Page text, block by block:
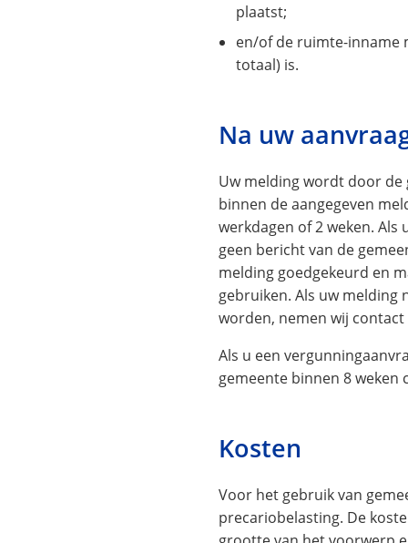
plaatst;
en/of de ruimte-inname
totaal) is.
Na uw
Uw melding wordt door
binnen de aangegeven
werkdagen of 2 weken. Als
geen bericht van de
melding goedgekeurd en
gebruiken. Als uw melding
worden, nemen wij
Als u een
gemeente binnen 8 weken
Kosten
Voor het gebruik van
precariobelasting. De